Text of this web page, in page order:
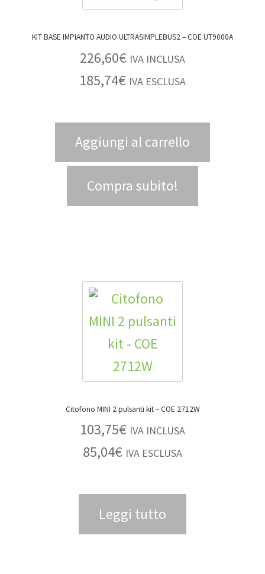
KIT BASE IMPIANTO AUDIO ULTRASIMPLEBUS2 – COE UT9000A
226,60€ IVA INCLUSA
185,74€ IVA ESCLUSA
Aggiungi al carrello
Compra subito!
Citofono MINI 2 pulsanti kit – COE 2712W
103,75€ IVA INCLUSA
85,04€ IVA ESCLUSA
Leggi tutto